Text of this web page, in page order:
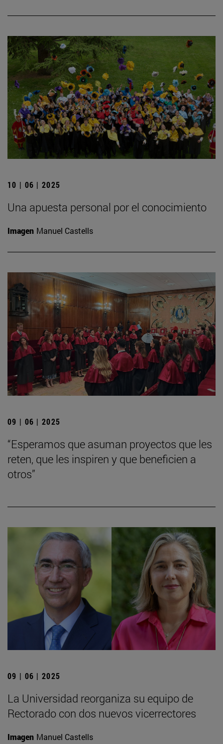
10 | 06 | 2025
Una apuesta personal por el conocimiento
Imagen Manuel Castells
09 | 06 | 2025
“Esperamos que asuman proyectos que les
reten, que les inspiren y que beneficien a
otros”
09 | 06 | 2025
La Universidad reorganiza su equipo de
Rectorado con dos nuevos vicerrectores
Imagen Manuel Castells